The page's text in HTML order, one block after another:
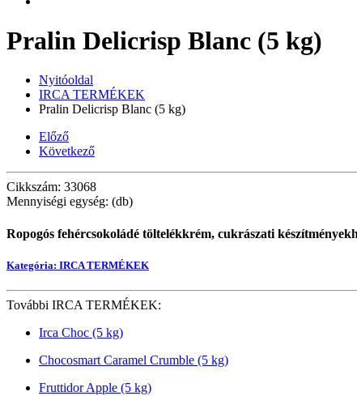
Pralin Delicrisp Blanc (5 kg)
Nyitóoldal
IRCA TERMÉKEK
Pralin Delicrisp Blanc (5 kg)
Előző
Következő
Cikkszám: 33068
Mennyiségi egység: (db)
Ropogós fehércsokoládé töltelékkrém, cukrászati
Kategória: IRCA TERMÉKEK
További IRCA TERMÉKEK:
Irca Choc (5 kg)
Chocosmart Caramel Crumble (5 kg)
Fruttidor Apple (5 kg)